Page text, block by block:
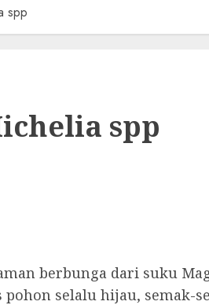
spp
spp
berbunga dari suku
selalu hijau, semak-